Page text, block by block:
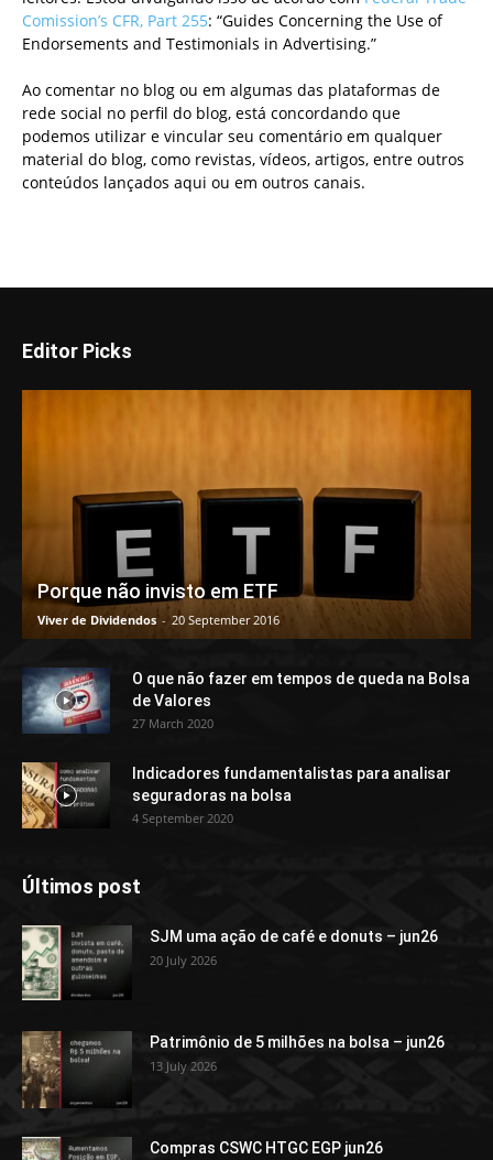
Comission’s CFR, Part 255: “Guides Concerning the Use of
Endorsements and Testimonials in Advertising.”
Ao comentar no blog ou em algumas das plataformas de
rede social no perfil do blog, está concordando que
podemos utilizar e vincular seu comentário em qualquer
material do blog, como revistas, vídeos, artigos, entre outros
conteúdos lançados aqui ou em outros canais.
Editor Picks
Porque não invisto em ETF
Viver de Dividendos - 20 September 2016
O que não fazer em tempos de queda na Bolsa
de Valores
27 March 2020
Indicadores fundamentalistas para analisar
seguradoras na bolsa
4 September 2020
Últimos post
SJM uma ação de café e donuts – jun26
20 July 2026
Patrimônio de 5 milhões na bolsa – jun26
13 July 2026
Compras CSWC HTGC EGP jun26